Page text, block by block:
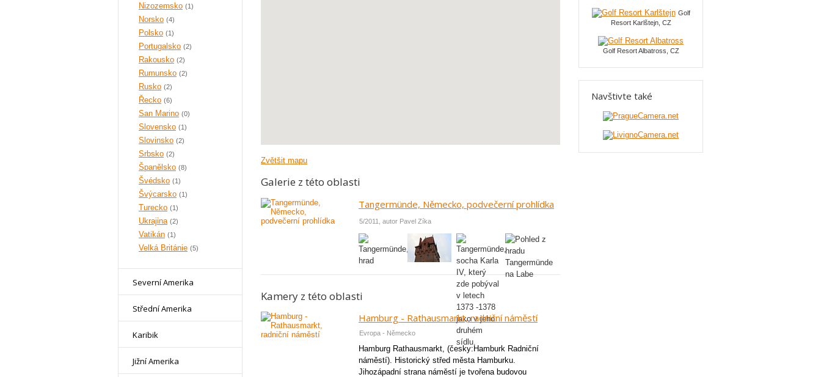
Nizozemsko (1)
Norsko (4)
Polsko (1)
Portugalsko (2)
Rakousko (2)
Rumunsko (2)
Rusko (2)
Řecko (6)
San Marino (0)
Slovensko (1)
Slovinsko (2)
Srbsko (2)
Španělsko (8)
Švédsko (1)
Švýcarsko (1)
Turecko (1)
Ukrajina (2)
Vatikán (1)
Velká Británie (5)
Severní Amerika
Střední Amerika
Karibik
Jižní Amerika
Zvětšit mapu
Galerie z této oblasti
Tangermünde, Německo, podvečerní prohlídka
5/2011, autor Pavel Zíka
Kamery z této oblasti
Hamburg - Rathausmarkt, radniční náměstí
Evropa - Německo
Hamburg Rathausmarkt, (česky:Hamburk Radniční
náměstí). Historický střed města Hamburku.
Jihozápadní strana náměstí je tvořena budovou
Golf
Resort Karlštejn, CZ
Golf Resort Albatross, CZ
Navštivte také